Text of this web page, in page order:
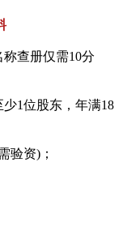
查册仅需10分
1位股东，年满18
资)；